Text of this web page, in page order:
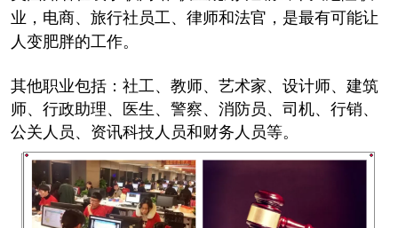
业，电商、旅行社员工、律师和法官，是最有可能让
人变肥胖的工作。
其他职业包括：社工、教师、艺术家、设计师、建筑
师、行政助理、医生、警察、消防员、司机、行销、
公关人员、资讯科技人员和财务人员等。